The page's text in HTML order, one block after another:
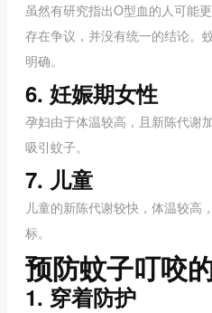
虽然有研究指出O型血的人可能
存在争议，并没有统一的结论。
明确。
6. 妊娠期女性
孕妇由于体温较高，且新陈代谢
吸引蚊子。
7. 儿童
儿童的新陈代谢较快，体温较高
标。
预防蚊子叮咬
1. 穿着防护